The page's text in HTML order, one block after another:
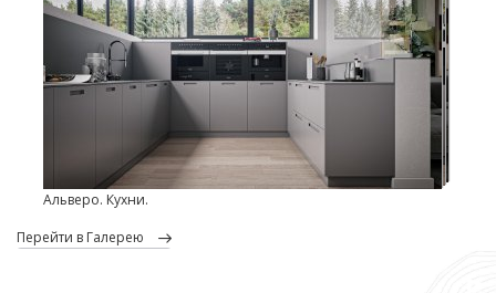
Альверо. Кухни.
перейти в Галерею